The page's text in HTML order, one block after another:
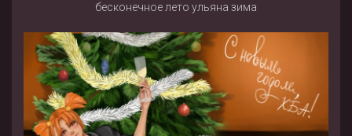
бесконечное лето ульяна зима